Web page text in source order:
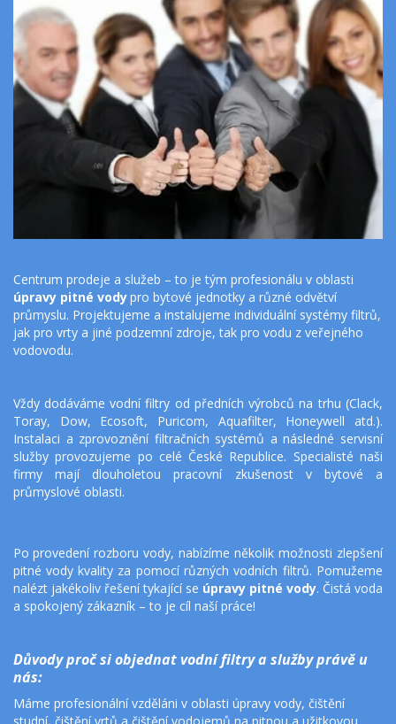
úpravy pitné vody pro bytové jednotky a různé odvětví
průmyslu. Projektujeme a instalujeme individuální systémy filtrů,
jak pro vrty a jiné podzemní zdroje, tak pro vodu z veřejného
vodovodu.
Vždy dodáváme vodní filtry od předních výrobců na trhu (Clack,
Toray, Dow, Ecosoft, Puricom, Aquafilter, Honeywell atd.).
Instalaci a zprovoznění filtračních systémů a následné servisní
služby provozujeme po celé České Republice. Specialisté naši
firmy mají dlouholetou pracovní zkušenost v bytové a
průmyslové oblasti.
Po provedení rozboru vody, nabízíme několik možnosti zlepšení
pitné vodykvality za pomocí různých vodních filtrů. Pomužeme
nalézt jakékoliv řešení tykající se úpravy pitné vody. Čistá voda
a spokojený zákazník – to je cíl naší práce!
Důvody proč si objednat vodní filtry a službyprávě u
nás:
Máme profesionální vzděláni v oblasti úpravy vody, čištění